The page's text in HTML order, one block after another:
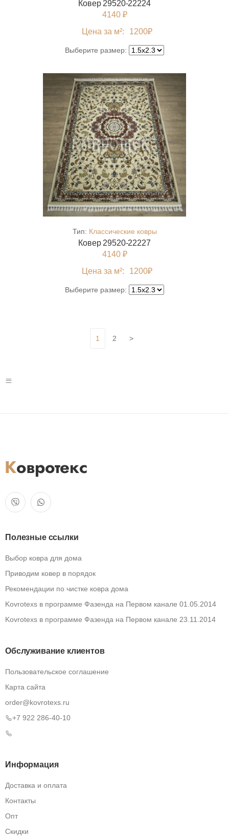
Ковер 29520-22224
4140 ₽
Цена за м²:
1200₽
Выберите размер:
Тип: Классические ковры
Ковер 29520-22227
4140 ₽
Цена за м²:
1200₽
Выберите размер:
1 2 >
Полезные ссылки
Выбор ковра для дома
Приводим ковер в порядок
Рекомендации по чистке ковра дома
Kovrotexs в программе Фазенда на Первом канале 01.05.2014
Kovrotexs в программе Фазенда на Первом канале 23.11.2014
Обслуживание клиентов
Пользовательское соглашение
Карта сайта
order@kovrotexs.ru
+7 922 286-40-10
Информация
Доставка и оплата
Контакты
Опт
Скидки